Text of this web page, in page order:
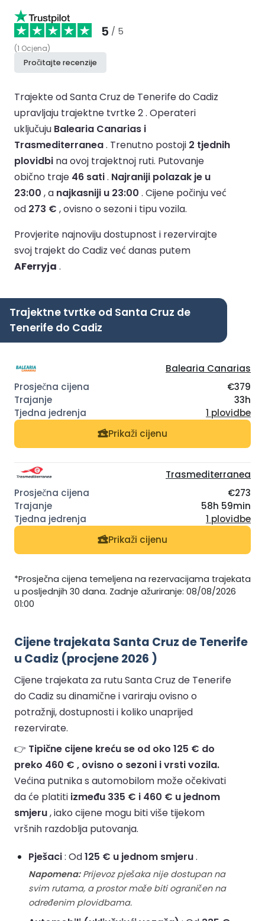
5 / 5
(1 Ocjena)
Pročitajte recenzije
Trajekte od Santa Cruz de Tenerife do Cadiz
upravljaju trajektne tvrtke 2 . Operateri
uključuju Balearia Canarias i
Trasmediterranea. Trenutno postoji 2 tjednih
plovidbi na ovoj trajektnoj ruti. Putovanje
obično traje 46 sati. Najraniji polazak je u
23:00 , a najkasniji u 23:00 . Cijene počinju već
od 273 € , ovisno o sezoni i tipu vozila.
Provjerite najnoviju dostupnost i rezervirajte
svoj trajekt do Cadiz već danas putem
AFerryja .
Trajektne tvrtke od Santa Cruz de
Tenerife do Cadiz
Balearia Canarias
€379
33h
1 plovidbe
Prikaži cijenu
Trasmediterranea
€273
58h 59min
1 plovidbe
Prikaži cijenu
*Prosječna cijena temeljena na rezervacijama trajekata
u posljednjih 30 dana. Zadnje ažuriranje: 08/08/2026
01:00
Cijene trajekata Santa Cruz de Tenerife
u Cadiz (procjene 2026 )
Cijene trajekata za rutu Santa Cruz de Tenerife
do Cadiz su dinamične i variraju ovisno o
potražnji, dostupnosti i koliko unaprijed
rezervirate.
👉 Tipične cijene kreću se od oko 125 € do
preko 460 € , ovisno o sezoni i vrsti vozila.
Većina putnika s automobilom može očekivati
da će platiti između 335 € i 460 € u jednom
smjeru, iako cijene mogu biti više tijekom
vršnih razdoblja putovanja.
Pješaci: Od125 € u jednom smjeru.
Napomena:Prijevoz pješaka nije dostupan na
svim rutama, a prostor može biti ograničen na
određenim plovidbama.